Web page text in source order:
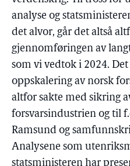
analyse og
det alvor, går det altså
gjennomføringen av
som vi vedtok i 2024.
oppskalering av norsk
altfor sakte med sikring
forsvarsindustrien og til
Ramsund og
Analysene som
statsministeren har